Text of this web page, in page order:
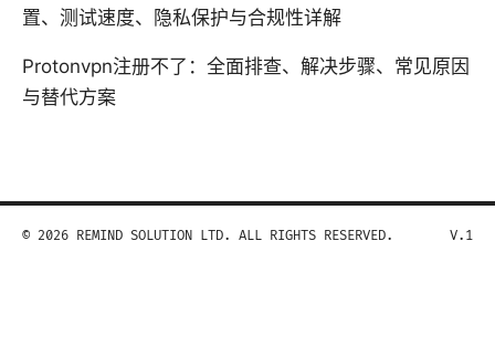
置、测试速度、隐私保护与合规性详解
Protonvpn注册不了：全面排查、解决步骤、常见原因
与替代方案
© 2026 REMIND SOLUTION LTD. ALL RIGHTS RESERVED. V.1